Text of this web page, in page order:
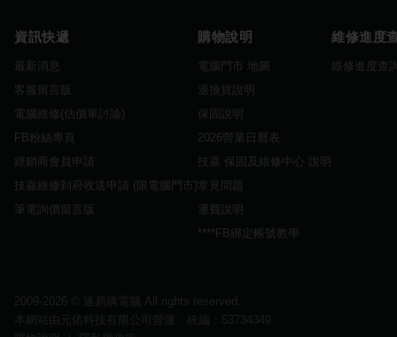
資訊快遞
最新消息
客服留言版
電腦維修(估價單討論)
FB粉絲專頁
經銷商會員申請
技嘉維修到府收送申請 (限電腦門市)
筆電詢價留言版
購物說明
電腦門市 地圖
退換貨說明
保固說明
2026營業日曆表
技嘉 保固及維修中心 說明
常見問題
運費說明
****FB綁定帳號教學
維修進度
維修進度查